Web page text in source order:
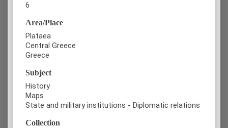
6
Area/Place
Plataea
Central Greece
Greece
Subject
History
Maps
State and military institutions - Diplomatic relations
Collection